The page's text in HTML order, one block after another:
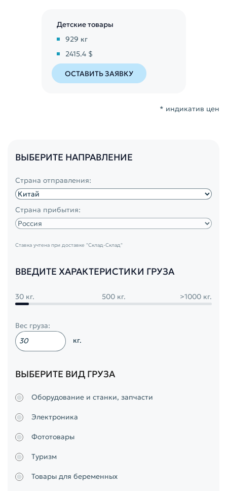
Детские товары
929 кг
2415.4 $
ОСТАВИТЬ ЗАЯВКУ
* индикатив цен
ВЫБЕРИТЕ НАПРАВЛЕНИЕ
Страна отправления:
Страна прибытия:
Ставка учтена при доставке "Склад-Склад"
ВВЕДИТЕ ХАРАКТЕРИСТИКИ ГРУЗА
30 кг. 500 кг. >1000 кг.
Вес груза:
кг.
ВЫБЕРИТЕ ВИД ГРУЗА
Оборудование и станки, запчасти
Электроника
Фототовары
Туризм
Товары для беременных